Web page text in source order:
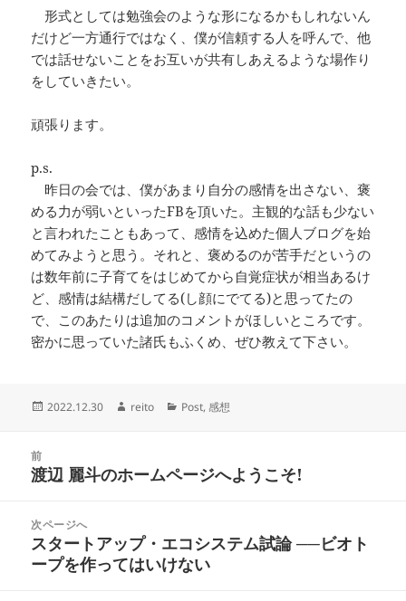
形式としては勉強会のような形になるかもしれないん
だけど一方通行ではなく、僕が信頼する人を呼んで、他
では話せないことをお互いが共有しあえるような場作り
をしていきたい。
頑張ります。
p.s.
昨日の会では、僕があまり自分の感情を出さない、褒
める力が弱いといったFBを頂いた。主観的な話も少ない
と言われたこともあって、感情を込めた個人ブログを始
めてみようと思う。それと、褒めるのが苦手だというの
は数年前に子育てをはじめてから自覚症状が相当あるけ
ど、感情は結構だしてる(し顔にでてる)と思ってたの
で、このあたりは追加のコメントがほしいところです。
密かに思っていた諸氏もふくめ、ぜひ教えて下さい。
投
2022.12.30
作
reito
カ
ー
Post,感想
前
前
投
稿:
渡辺 麗斗のホームページへようこそ!
次ページへ
次
の
スタートアップ・エコシステム試論 ──ビオト
ープを作ってはいけない